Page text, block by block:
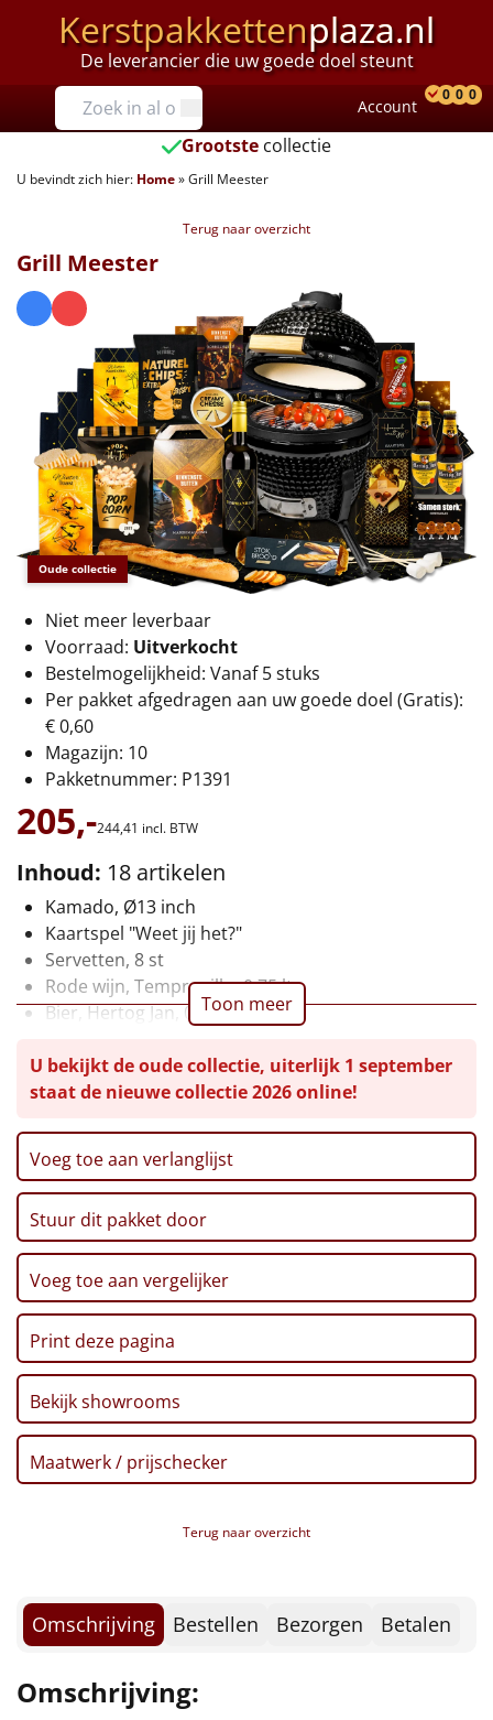
Kerstpakkettenplaza.nl
De leverancier die uw goede doel steunt
Prijzen
Tot €25
€25 tot €35
€40 tot €45
€45 tot €50
€50 tot €55
€55 tot €75
€75 tot €100
€100 en hoger
Alle kerstpakketten 2026
Thema
Origineel
Rituals
Luxe
Mannen
Vrouwen
Duurzaam
Leuke
Goedkope
Uniek
Alle thema's
Artikel
Hitster NIEUW
Pizzarette
Tas
Wake up light
NIEUW
Borrelplank
NIEUW
Slowcooker
Noodradio NIEUW
Deken (fleece plaid)
Account
0 0 0
Grootste collectie
U bevindt zich hier: Home»Grill Meester
Terug naar overzicht
Oude collectie
Grill Meester
Niet meer leverbaar
Voorraad: Uitverkocht
Bestelmogelijkheid: Vanaf 5 stuks
Per pakket afgedragen aan uw goede doel (Gratis):
€ 0,60
Magazijn: 10
Pakketnummer: P1391
205,-244,41 incl. BTW
Inhoud: 18 artikelen
Kamado, Ø13 inch
Kaartspel "Weet jij het?"
Servetten, 8 st
Rode wijn, Tempranillo, 0,75 ltr
Bier, Hertog Jan, 0,30 ltr, 2 st
Kaaswafelbolletjes, 50 gr
Toast, 75 gr
Popcorn, 70 gr
Ribbelchips, 90 gr
Stokbrood in bakvorm, 200 gr
Kaaspuntjes, 125 gr
Remia barbecuesaus, 250 ml
Kerstkoekjes, 80 gr
Verpakt in een feestelijke kerstdoos, 39 x 29 x 17,5
cm
Toon meer
U bekijkt de oude collectie, uiterlijk 1 september
staat de nieuwe collectie 2026 online!
Voeg toe aan verlanglijst
Stuur dit pakket door
Voeg toe aan vergelijker
Print deze pagina
Bekijk showrooms
Maatwerk / prijschecker
Terug naar overzicht
Omschrijving Bestellen Bezorgen Betalen
Omschrijving: